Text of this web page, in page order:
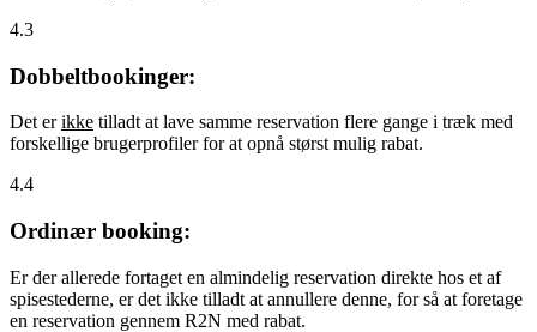
4.3
Dobbeltbookinger:
Det erikke tilladt at lave samme reservation flere gange i træk med
forskellige brugerprofiler for at opnå størst mulig rabat.
4.4
Ordinær booking:
Er der allerede fortaget en almindelig reservation direkte hos et af
spisestederne, er det ikke tilladt at annullere denne, for så at foretage
en reservation gennem R2N med rabat.